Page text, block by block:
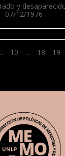
y
07/12/1976
10 ... 18 19